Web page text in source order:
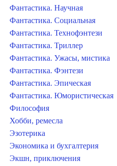
Фантастика. Научная
Фантастика. Социальная
Фантастика. Технофэнтези
Фантастика. Триллер
Фантастика. Ужасы, мистика
Фантастика. Фэнтези
Фантастика. Эпическая
Фантастика. Юмористическая
Философия
Хобби, ремесла
Эзотерика
Экономика и бухгалтерия
Экшн, приключения